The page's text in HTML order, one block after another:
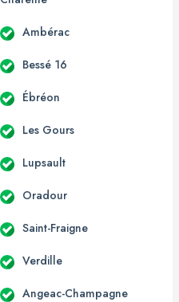
Ambérac
Bessé 16
Ébréon
Les Gours
Lupsault
Oradour
Saint-Fraigne
Verdille
Angeac-Champagne